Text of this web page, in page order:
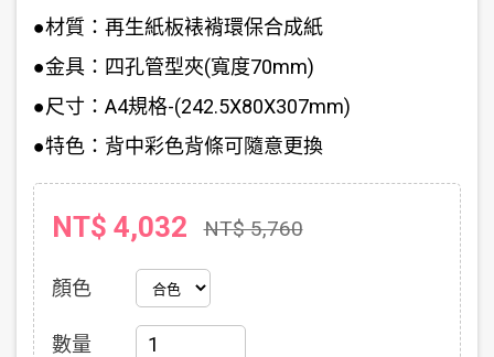
●材質：再生紙板裱褙環保合成紙
●金具：四孔管型夾(寬度70mm)
●尺寸：A4規格-(242.5X80X307mm)
●特色：背中彩色背條可隨意更換
NT$ 4,032 NT$ 5,760
顏色
數量